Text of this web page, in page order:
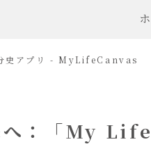
史アプリ - MyLifeCanvas
へ：「My